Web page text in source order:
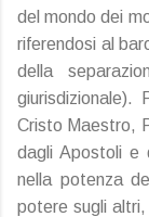
del mondo dei
riferendosi al
della
Cristo Maestro,
dagli Apostoli e
nella potenza
potere sugli